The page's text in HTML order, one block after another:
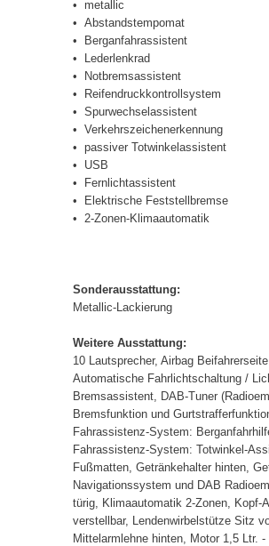
metallic
Abstandstempomat
Berganfahrassistent
Lederlenkrad
Notbremsassistent
Reifendruckkontrollsystem
Spurwechselassistent
Verkehrszeichenerkennung
passiver Totwinkelassistent
USB
Fernlichtassistent
Elektrische Feststellbremse
2-Zonen-Klimaautomatik
Sonderausstattung:
Metallic-Lackierung
Weitere Ausstattung:
10 Lautsprecher, Airbag
Automatische Fahrlichtschaltung /
Bremsassistent, DAB-Tuner
Bremsfunktion und
Fahrassistenz-System:
Fahrassistenz-System: Totwinkel-
Fußmatten, Getränkehalter hinten,
Navigationssystem und DAB
türig, Klimaautomatik 2-Zonen, Kopf-
verstellbar, Lendenwirbelstütze Sitz
Mittelarmlehne hinten, Motor 1,5 Ltr.